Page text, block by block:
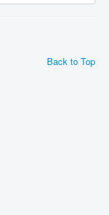
Back to Top